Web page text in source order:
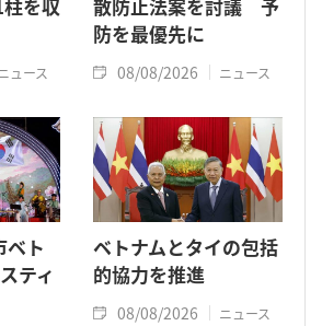
を収
ュース
散防止法案を討議 予
防を最優先に
08/08/2026 ニュース
ベト
ティ
ベトナムとタイの包括
的協力を推進
08/08/2026 ニュース